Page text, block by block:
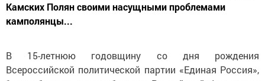
Камских Полян своими насущными проблемами
камполянцы...
В 15-летнюю годовщину со дня рождения
Всероссийской политической партии «Единая Россия»,